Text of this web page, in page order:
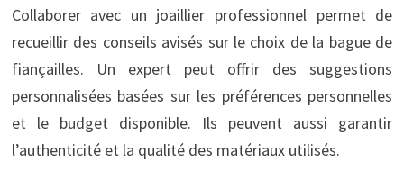
Collaborer avec un joaillier professionnel permet de
recueillir des conseils avisés sur le choix de la bague de
fiançailles. Un expert peut offrir des suggestions
personnalisées basées sur les préférences personnelles
et le budget disponible. Ils peuvent aussi garantir
l’authenticité et la qualité des matériaux utilisés.